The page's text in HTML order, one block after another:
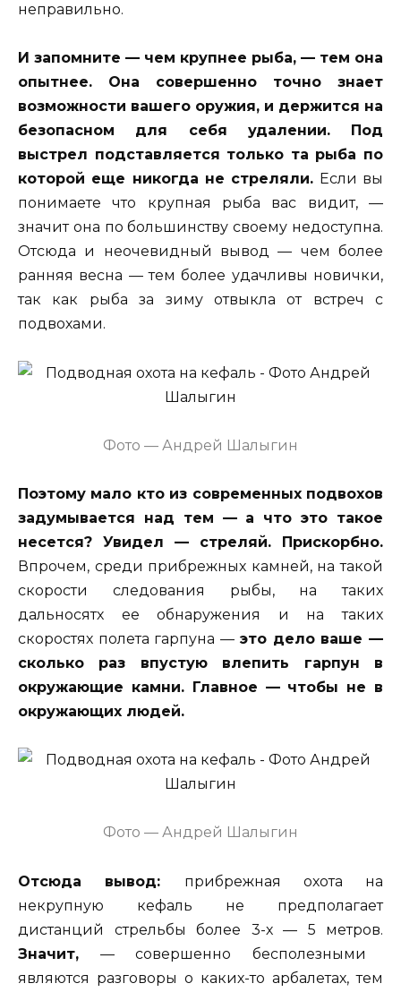
неправильно.
И запомните — чем крупнее рыба, — тем она
опытнее. Она совершенно точно знает
возможности вашего оружия, и держится на
безопасном для себя удалении.
Под
выстрел подставляется только та рыба по
которой еще никогда не стреляли. Если вы
понимаете что крупная рыба вас видит, —
значит она по большинству своему недоступна.
Отсюда и неочевидный вывод — чем более
ранняя весна — тем более удачливы новички,
так как рыба за зиму отвыкла от встреч с
подвохами.
Фото — Андрей Шалыгин
Поэтому мало кто из современных подвохов
задумывается над тем — а что это такое
несется? Увидел — стреляй. Прискорбно.
Впрочем, среди прибрежных камней, на такой
скорости следования рыбы, на таких
дальносятх ее обнаружения и на таких
скоростях полета гарпуна —это дело ваше —
сколько раз впустую влепить гарпун в
окружающие камни. Главное — чтобы не в
окружающих людей.
Фото — Андрей Шалыгин
Отсюда вывод: прибрежная охота на
некрупную кефаль не предполагает
дистанций стрельбы более 3-х — 5 метров.
Значит, — совершенно бесполезными
являются разговоры о каких-то арбалетах, тем